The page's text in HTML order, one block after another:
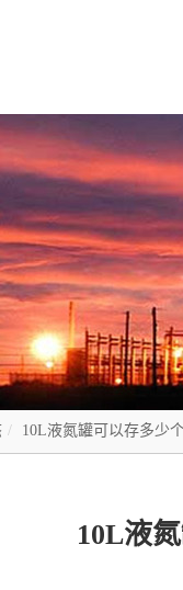
10L液氮罐可以存多少
10L液